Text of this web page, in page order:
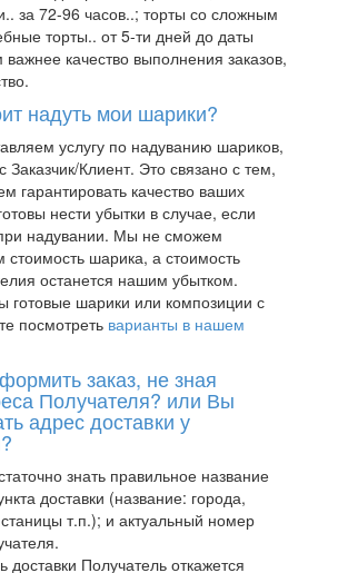
за 72-96 часов..; торты со сложным
торты.. от 5-ти дней до даты
качество выполнения заказов,
надуть мои шарики?
услугу по надуванию шариков,
Заказчик/Клиент. Это связано с тем,
гарантировать качество ваших
нести убытки в случае, если
надувании. Мы не сможем
стоимость шарика, а стоимость
останется нашим убытком.
готовые шарики или композиции с
посмотреть варианты в нашем
заказ, не зная
Получателя? или Вы
адрес доставки у
знать правильное название
доставки (название: города,
т.п.); и актуальный номер
Получатель откажется